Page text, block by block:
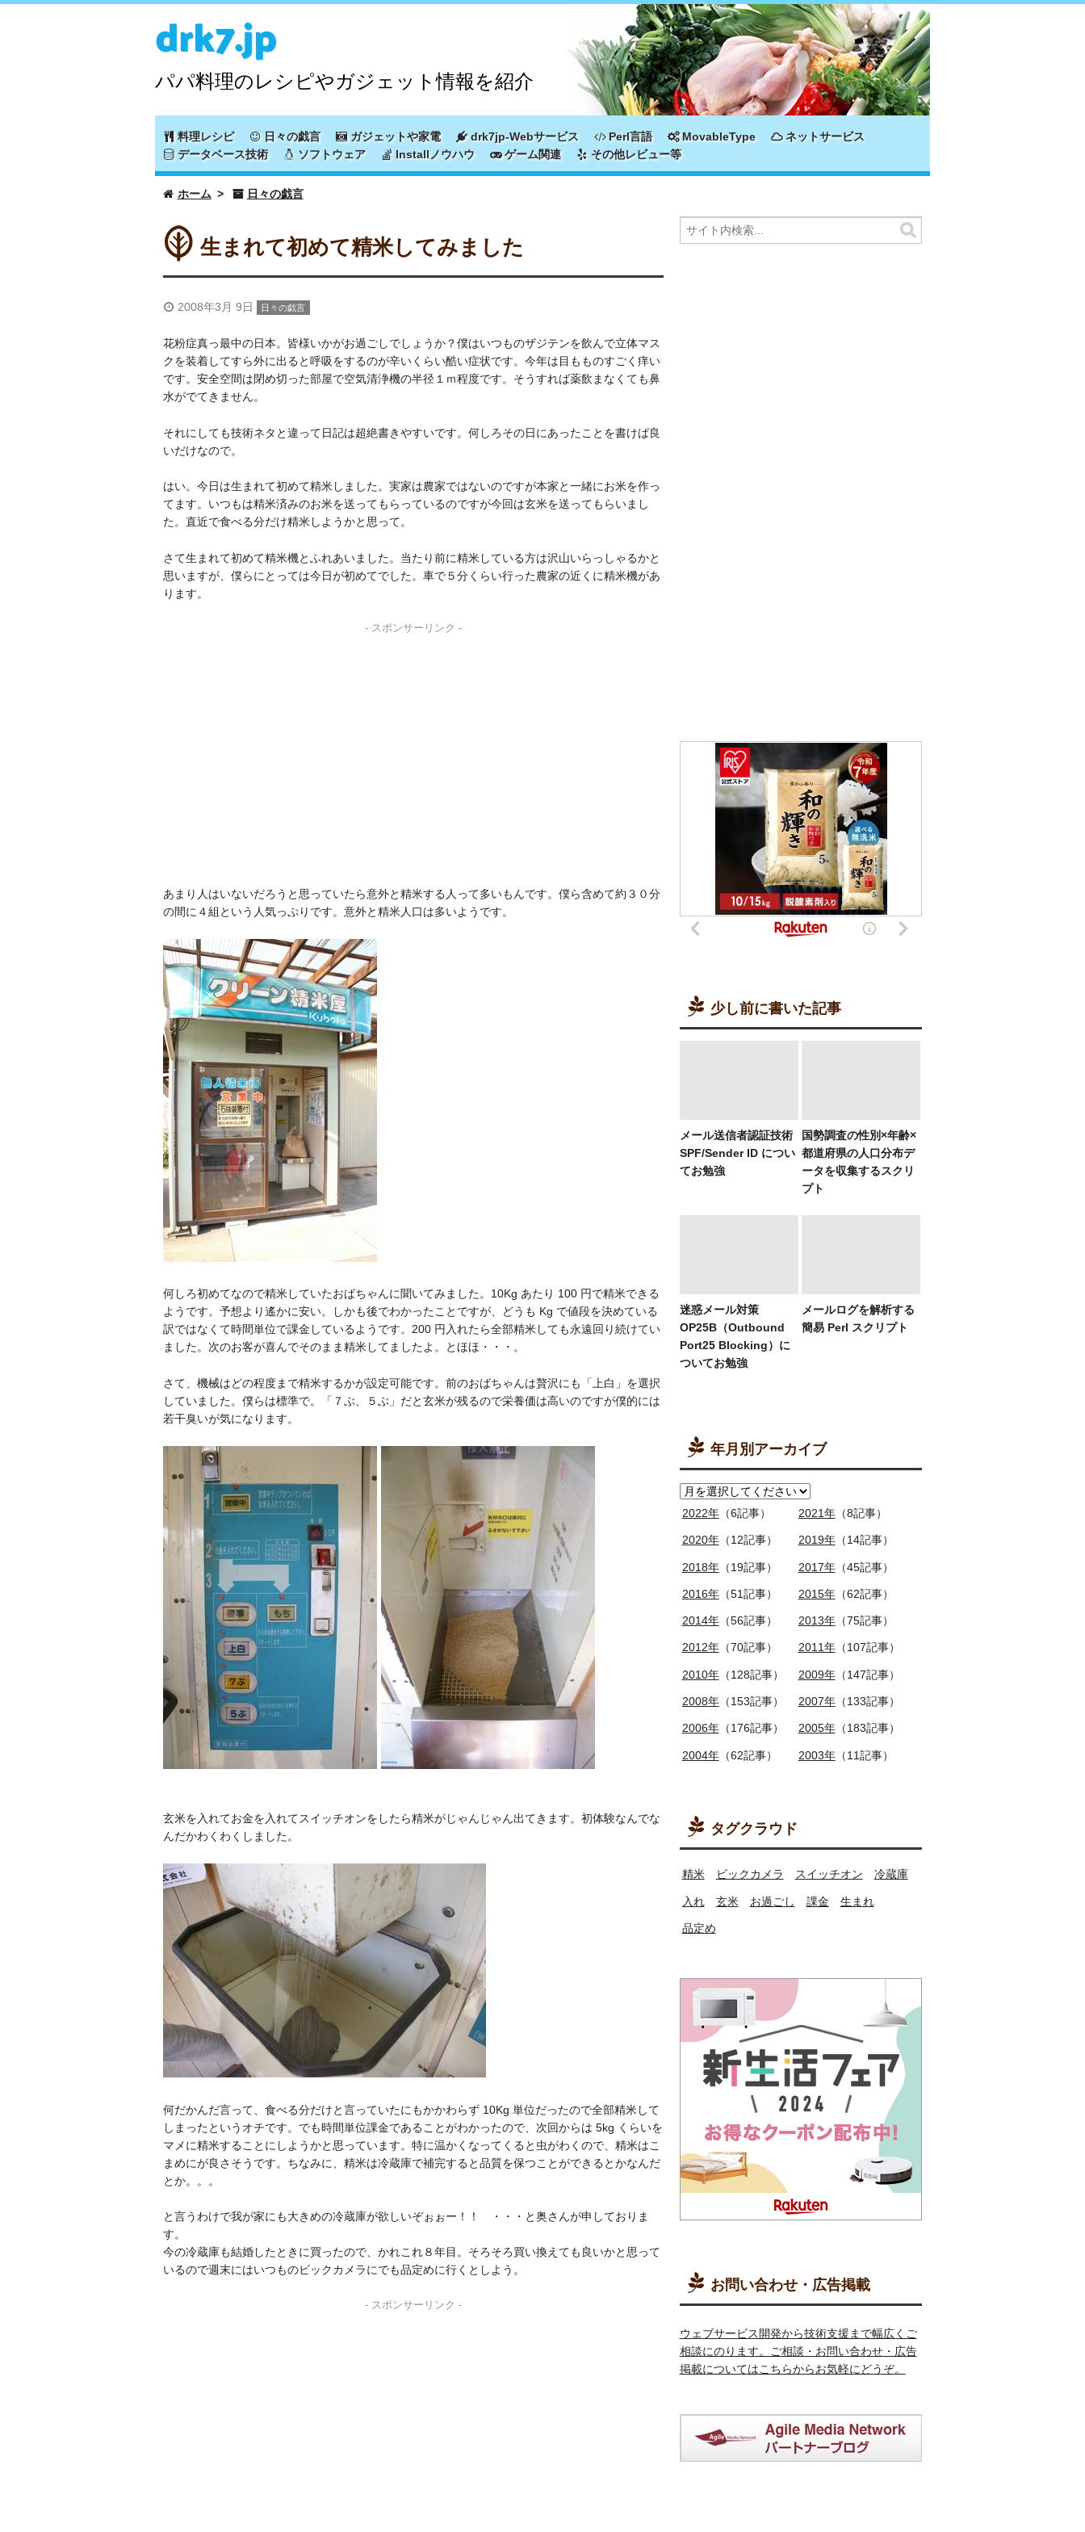
drk7.jp
パパ料理のレシピやガジェット情報を紹介
料理レシピ 日々の戯言 ガジェットや家電 drk7jp-Webサービス Perl言語 MovableType
ネットサービス
データベース技術
ソフトウェア Installノウハウ ゲーム関連 その他レビュー等
ホーム 日々の戯言
生まれて初めて精米してみました
2008年3月 9日 日々の戯言
花粉症真っ最中の日本。皆様いかがお過ごしでしょうか？僕はいつものザジテンを飲んで立体マス
クを装着してすら外に出ると呼吸をするのが辛いくらい酷い症状です。今年は目もものすごく痒い
です。安全空間は閉め切った部屋で空気清浄機の半径１ｍ程度です。そうすれば薬飲まなくても鼻
水がでてきません。
それにしても技術ネタと違って日記は超絶書きやすいです。何しろその日にあったことを書けば良
いだけなので。
はい。今日は生まれて初めて精米しました。実家は農家ではないのですが本家と一緒にお米を作っ
てます。いつもは精米済みのお米を送ってもらっているのですが今回は玄米を送ってもらいまし
た。直近で食べる分だけ精米しようかと思って。
さて生まれて初めて精米機とふれあいました。当たり前に精米している方は沢山いらっしゃるかと
思いますが、僕らにとっては今日が初めてでした。車で５分くらい行った農家の近くに精米機があ
ります。
- スポンサーリンク -
あまり人はいないだろうと思っていたら意外と精米する人って多いもんです。僕ら含めて約３０分
の間に４組という人気っぷりです。意外と精米人口は多いようです。
何しろ初めてなので精米していたおばちゃんに聞いてみました。10Kg あたり 100 円で精米できる
ようです。予想より遙かに安い。しかも後でわかったことですが、どうも Kg で値段を決めている
訳ではなくて時間単位で課金しているようです。200 円入れたら全部精米しても永遠回り続けてい
ました。次のお客が喜んでそのまま精米してましたよ。とほほ・・・。
さて、機械はどの程度まで精米するかが設定可能です。前のおばちゃんは贅沢にも「上白」を選択
していました。僕らは標準で。「７ぶ、５ぶ」だと玄米が残るので栄養価は高いのですが僕的には
若干臭いが気になります。
玄米を入れてお金を入れてスイッチオンをしたら精米がじゃんじゃん出てきます。初体験なんでな
んだかわくわくしました。
何だかんだ言って、食べる分だけと言っていたにもかかわらず 10Kg 単位だったので全部精米して
しまったというオチです。でも時間単位課金であることがわかったので、次回からは 5kg くらいを
マメに精米することにしようかと思っています。特に温かくなってくると虫がわくので、精米はこ
まめにが良さそうです。ちなみに、精米は冷蔵庫で補完すると品質を保つことができるとかなんだ
とか。。。
と言うわけで我が家にも大きめの冷蔵庫が欲しいぞぉぉー！！ ・・・と奥さんが申しておりま
す。
今の冷蔵庫も結婚したときに買ったので、かれこれ８年目。そろそろ買い換えても良いかと思って
いるので週末にはいつものビックカメラにでも品定めに行くとしよう。
- スポンサーリンク -
少し前に書いた記事
メール送信者認証技術
SPF/Sender ID につい
てお勉強
国勢調査の性別×年齢×
都道府県の人口分布デ
ータを収集するスクリ
プト
迷惑メール対策
OP25B（Outbound
Port25 Blocking）に
ついてお勉強
メールログを解析する
簡易 Perl スクリプト
年月別アーカイブ
2022年（6記事） 2021年（8記事）
2020年（12記事） 2019年（14記事）
2018年（19記事） 2017年（45記事）
2016年（51記事） 2015年（62記事）
2014年（56記事） 2013年（75記事）
2012年（70記事） 2011年（107記事）
2010年（128記事） 2009年（147記事）
2008年（153記事） 2007年（133記事）
2006年（176記事） 2005年（183記事）
2004年（62記事） 2003年（11記事）
タグクラウド
精米 ビックカメラ スイッチオン 冷蔵庫
入れ 玄米 お過ごし 課金 生まれ
品定め
お問い合わせ・広告掲載
ウェブサービス開発から技術支援まで幅広くご
相談にのります。ご相談・お問い合わせ・広告
掲載についてはこちらからお気軽にどうぞ。